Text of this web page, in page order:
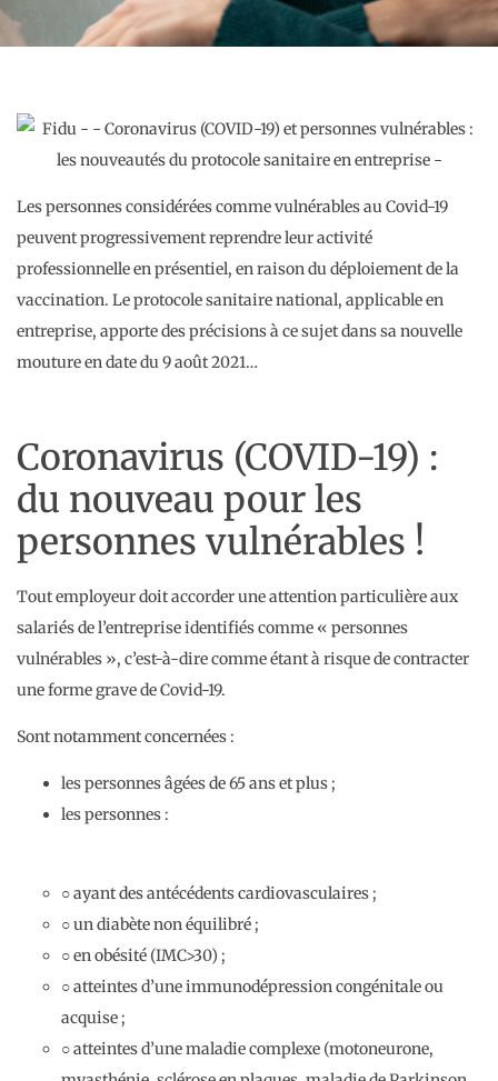
Les personnes considérées comme vulnérables au Covid-19
peuvent progressivement reprendre leur activité
professionnelle en présentiel, en raison du déploiement de la
vaccination. Le protocole sanitaire national, applicable en
entreprise, apporte des précisions à ce sujet dans sa nouvelle
mouture en date du 9 août 2021…
Coronavirus (COVID-19) :
du nouveau pour les
personnes vulnérables !
Tout employeur doit accorder une attention particulière aux
salariés de l’entreprise identifiés comme « personnes
vulnérables », c’est-à-dire comme étant à risque de contracter
une forme grave de Covid-19.
Sont notamment concernées :
les personnes âgées de 65 ans et plus ;
les personnes :
○ ayant des antécédents cardiovasculaires ;
○ un diabète non équilibré ;
○ en obésité (IMC>30) ;
○ atteintes d’une immunodépression congénitale ou
acquise ;
○ atteintes d’une maladie complexe (motoneurone,